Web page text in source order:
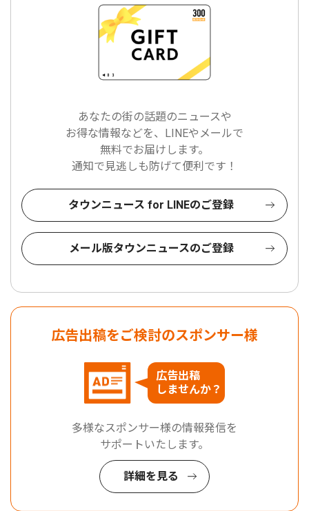
あなたの街の話題のニュースや
お得な情報などを、LINEやメールで
無料でお届けします。
通知で見逃しも防げて便利です！
タウンニュース for LINEのご登録
メール版タウンニュースのご登録
広告出稿をご検討のスポンサー様
広告出稿
しませんか？
多様なスポンサー様の情報発信を
サポートいたします。
詳細を見る